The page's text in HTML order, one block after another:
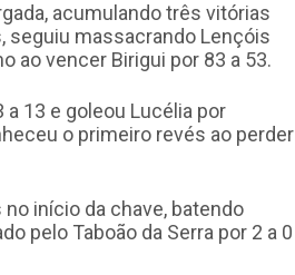
acumulando três vitórias
seguiu massacrando Lençóis
ao vencer Birigui por 83 a 53.
13 e goleou Lucélia por
o primeiro revés ao perder
início da chave, batendo
pelo Taboão da Serra por 2 a 0